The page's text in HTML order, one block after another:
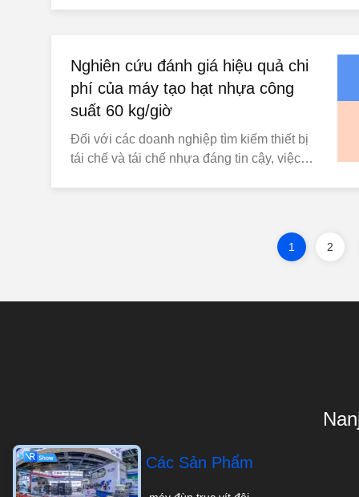
một lần, gây ra cả những lo ngại về môi
trường ...
Nghiên cứu đánh giá hiệu quả chi
phí của máy tạo hạt nhựa công
suất 60 kg/giờ
Đối với các doanh nghiệp tìm kiếm thiết bị
tái chế và tái chế nhựa đáng tin cậy, việc
nhựa 60kg / giờ nổi bật như một giải pháp
đáng chú ý cho các hoạt động quy mô nhỏ
1 2
Các Sản Phẩm